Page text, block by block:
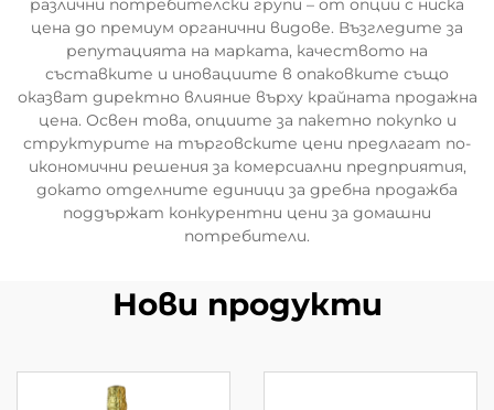
различни потребителски групи – от опции с ниска
цена до премиум органични видове. Възгледите за
репутацията на марката, качеството на
съставките и иновациите в опаковките също
оказват директно влияние върху крайната продажна
цена. Освен това, опциите за пакетно покупко и
структурите на търговските цени предлагат по-
икономични решения за комерсиални предприятия,
докато отделните единици за дребна продажба
поддържат конкурентни цени за домашни
потребители.
Нови продукти